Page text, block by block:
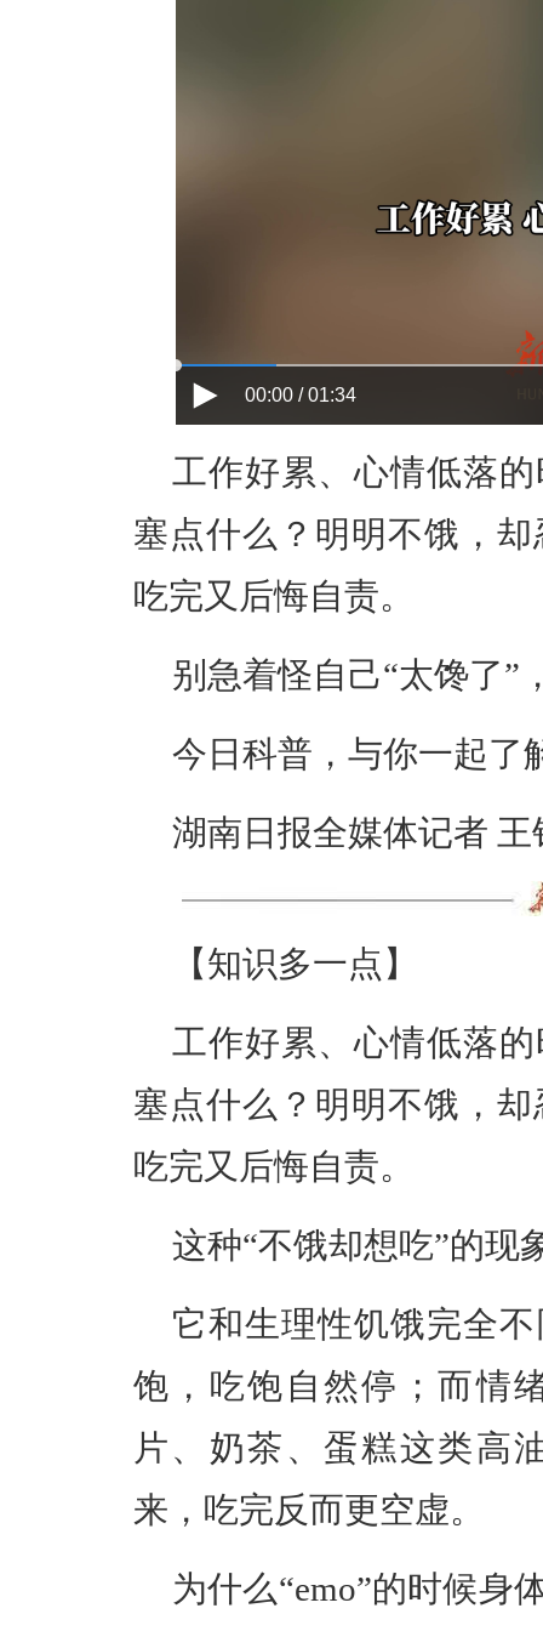
00:00 / 01:34
工作好累、心情低落
塞点什么？明明不饿，
吃完又后悔自责。
别急着怪自己“太馋了”
今日科普，与你一起了
湖南日报全媒体记者
【知识多一点】
工作好累、心情低落
塞点什么？明明不饿，
吃完又后悔自责。
这种“不饿却想吃”的现
它和生理性饥饿完全
饱，吃饱自然停；而情
片、奶茶、蛋糕这类高
来，吃完反而更空虚。
为什么“emo”的时候身